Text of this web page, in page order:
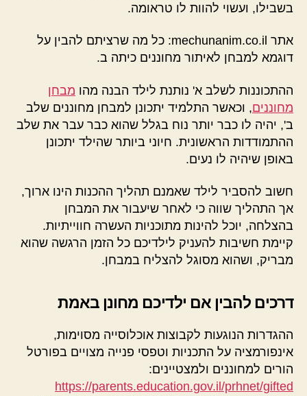
בשבילו, ועשוי להוות לו טראומה.
אתר mechunanim.co.il: כל מה שרציתם להבין על
דוגמא למבחן לאיתור מחוננים כיתה ב.
ההתכוננות לשלב א' נותנת לילד הבנה מהו מבחן
מחוננים, וכאשר התלמיד יתכונן למבחן מחוננים שלב
ב', יהיה לו כבר יותר נוח בגלל שהוא כבר עבר את שלב
ההתמודדות הראשונית. חיוני ביותר שהילד יתכונן
באופן שיהיה לו נעים.
חשוב להסביר לילד שאמנם תהליך ההכנות הינו ארוך,
אך התהליך שווה כי לאחר שיעבור את המבחן
בהצלחה, יוכל להינות מתוכניות העשרה חווייתיות.
קיימת חשיבות להעניק לילדיכם כל הזמן הרגשה שהוא
מבריק, ושהוא מסוגל להצליח במבחן.
דרכים להבין אם ילדיכם מחונן באמת
ההגדרות הנוגעות לקבוצות אוכלוסייה מסוימות,
אינפורמציה על התכניות וטפסי פנייה מצויים בפורטל
הורים למחוננים ולמצטיינים:
https://parents.education.gov.il/prhnet/gifted